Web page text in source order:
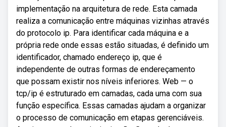
implementação na arquitetura de rede. Esta camada
realiza a comunicação entre máquinas vizinhas através
do protocolo ip. Para identificar cada máquina e a
própria rede onde essas estão situadas, é definido um
identificador, chamado endereço ip, que é
independente de outras formas de endereçamento
que possam existir nos níveis inferiores. Web — o
tcp/ip é estruturado em camadas, cada uma com sua
função específica. Essas camadas ajudam a organizar
o processo de comunicação em etapas gerenciáveis.